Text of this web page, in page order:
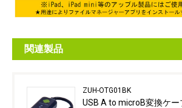
関連製品
ZUH-OTG01BK
USB A to microB変換ケ